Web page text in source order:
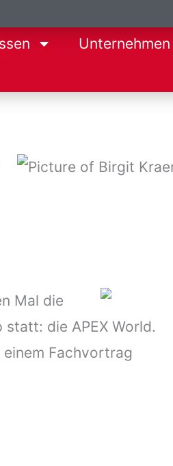
Unternehmen
Mal die
die APEX World.
Fachvortrag